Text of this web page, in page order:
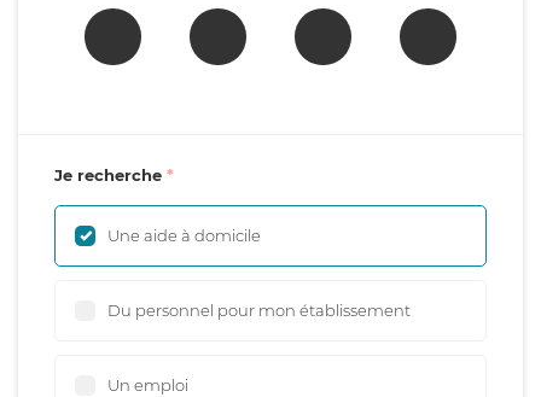
Je recherche
Une aide à domicile
Du personnel pour mon établissement
Un emploi